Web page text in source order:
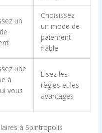
un
Choisissez
un mode de
paiement
fiable
une
à
vous
Lisez les
règles et les
avantages
à Spintropolis